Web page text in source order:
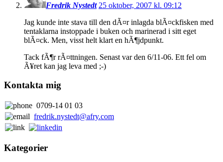
Fredrik Nystedt 25 oktober, 2007 kl. 09:12
Jag kunde inte stava till den dÃ¤r inlagda blÃ¤ckfisken med
tentaklarna instoppade i buken och marinerad i sitt eget
blÃ¤ck. Men, visst helt klart en hÃ¶jdpunkt.
Tack fÃ¶r rÃ¤ttningen. Senast var den 6/11-06. Ett fel om
Ã¥ret kan jag leva med ;-)
Kontakta mig
0709-14 01 03
fredrik.nystedt@afry.com
Kategorier